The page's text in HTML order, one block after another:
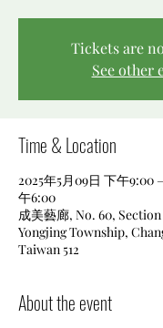
Tickets are
See other
Time & Location
2025年5月09日 下午9:00
午6:00
成美藝廊, No. 60,
Yongjing Township,
Taiwan 512
About the event